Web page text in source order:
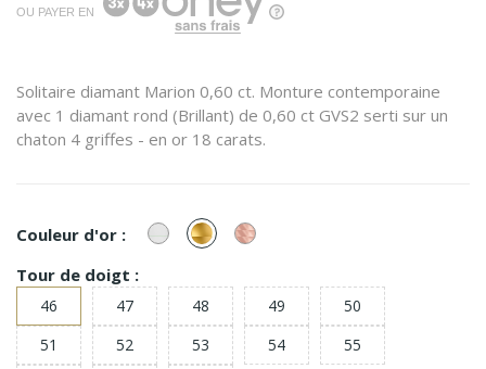
OU PAYER EN
Solitaire diamant Marion 0,60 ct. Monture contemporaine
avec 1 diamant rond (Brillant) de 0,60 ct GVS2 serti sur un
chaton 4 griffes - en or 18 carats.
Couleur d'or : or
Blanc
or
Jaune
or
Rose
Tour de doigt :
46 47 48 49
50
51
52 53 54
55